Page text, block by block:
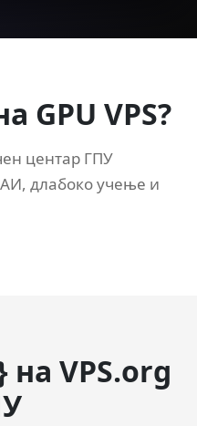
GPU VPS?
центар ГПУ
длабоко учење и
VPS.org